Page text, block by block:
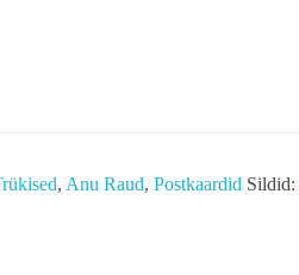
, Anu Raud,Postkaardid Sildid: